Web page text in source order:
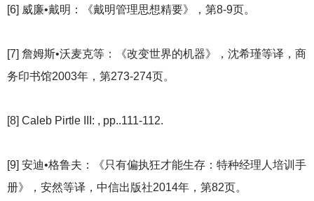
[6] 威廉•戴明：《戴明管理思想精要》，第8-9页。
[7] 詹姆斯•沃麦克等：《改变世界的机器》，沈希瑾等译，商
务印书馆2003年，第273-274页。
[8] Caleb Pirtle III: , pp..111-112.
[9] 安迪•格鲁夫：《只有偏执狂才能生存：特种经理人培训手
册》，安然等译，中信出版社2014年，第82页。